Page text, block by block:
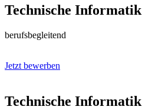
Technische Informatik
berufsbegleitend
Jetzt bewerben
Technische Informatik